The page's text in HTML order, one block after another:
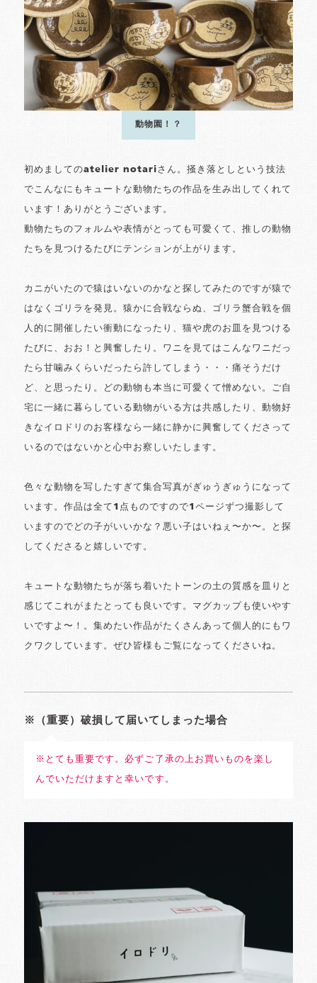
動物園！？
初めましてのatelier notariさん。掻き落としという技法
でこんなにもキュートな動物たちの作品を生み出してくれて
います！ありがとうございます。
動物たちのフォルムや表情がとっても可愛くて、推しの動物
たちを見つけるたびにテンションが上がります。
カニがいたので猿はいないのかなと探してみたのですが猿で
はなくゴリラを発見。猿かに合戦ならぬ、ゴリラ蟹合戦を個
人的に開催したい衝動になったり、猫や虎のお皿を見つける
たびに、おお！と興奮したり。ワニを見てはこんなワニだっ
たら甘噛みくらいだったら許してしまう・・・痛そうだけ
ど、と思ったり。どの動物も本当に可愛くて憎めない。ご自
宅に一緒に暮らしている動物がいる方は共感したり、動物好
きなイロドリのお客様なら一緒に静かに興奮してくださって
いるのではないかと心中お察しいたします。
色々な動物を写したすぎて集合写真がぎゅうぎゅうになって
います。作品は全て1点ものですので1ページずつ撮影して
いますのでどの子がいいかな？悪い子はいねぇ〜か〜。と探
してくださると嬉しいです。
キュートな動物たちが落ち着いたトーンの土の質感を皿りと
感じてこれがまたとっても良いです。マグカップも使いやす
いですよ〜！。集めたい作品がたくさんあって個人的にもワ
クワクしています。ぜひ皆様もご覧になってくださいね。
※（重要）破損して届いてしまった場合
※とても重要です。必ずご了承の上お買いものを楽し
んでいただけますと幸いです。